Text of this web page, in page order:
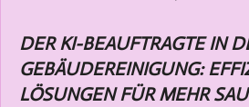
DER KI-BEAUFTRAGTE IN
GEBÄUDEREINIGUNG:
LÖSUNGEN FÜR MEHR